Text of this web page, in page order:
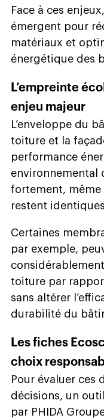
Face à ces
émergent pour
matériaux et
énergétique des
L’empreinte
enjeu majeur
L’enveloppe du
toiture et la
performance
environnemental
fortement, même
restent identiques.
Certaines
par exemple,
toiture par
sans altérer
durabilité du
Les fiches
choix
Pour évaluer ces
décisions, un
par PHIDA